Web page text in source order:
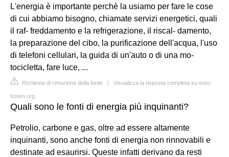
L'energia è importante perchè la usiamo per fare le cose
di cui abbiamo bisogno, chiamate servizi energetici, quali
il raf- freddamento e la refrigerazione, il riscal- damento,
la preparazione del cibo, la purificazione dell'acqua, l'uso
di telefoni cellulari, la guida di un'auto o di una mo-
tocicletta, fare luce, ...
Richiesta di rimozione della fonte | Visualizza la risposta completa su euro-
fusion.org
Quali sono le fonti di energia più inquinanti?
Petrolio, carbone e gas, oltre ad essere altamente
inquinanti, sono anche fonti di energia non rinnovabili e
destinate ad esaurirsi. Queste infatti derivano da resti